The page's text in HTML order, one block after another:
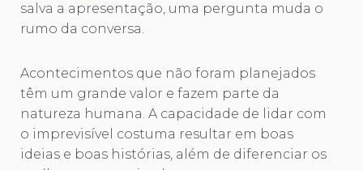
salva a apresentação, uma pergunta muda o
rumo da conversa.
Acontecimentos que não foram planejados
têm um grande valor e fazem parte da
natureza humana. A capacidade de lidar com
o imprevisível costuma resultar em boas
ideias e boas histórias, além de diferenciar os